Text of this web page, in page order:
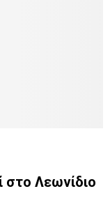
στο Λεωνίδιο